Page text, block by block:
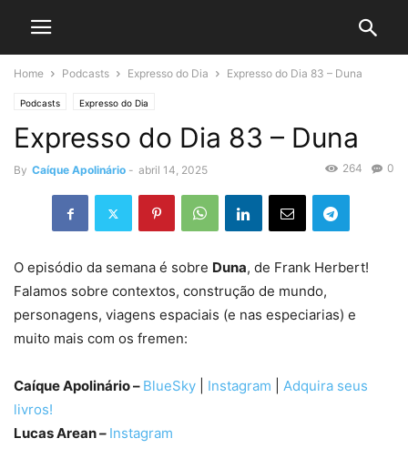
Home Podcasts Expresso do Dia Expresso do Dia 83 – Duna
Podcasts Expresso do Dia
Expresso do Dia 83 – Duna
By Caíque Apolinário - abril 14, 2025 0
264
O episódio da semana é sobre Duna, de Frank Herbert!
Falamos sobre contextos, construção de mundo,
personagens, viagens espaciais (e nas especiarias) e
muito mais com os fremen:
Caíque Apolinário – BlueSky Instagram
Adquira seus
livros!
Lucas Arean– Instagram